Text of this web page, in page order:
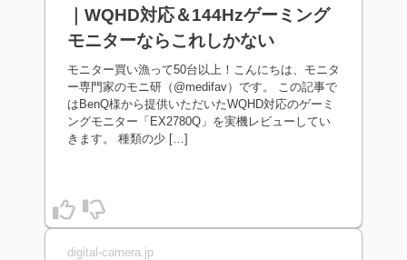
｜WQHD対応＆144Hzゲーミング
モニターならこれしかない
モニター買い漁って50台以上！こんにちは、モニタ
ー専門家のモニ研（@medifav）です。 この記事で
はBenQ様から提供いただいたWQHD対応のゲーミ
ングモニター「EX2780Q」を実機レビューしてい
きます。 種類の少 […]
digital-camera.jp